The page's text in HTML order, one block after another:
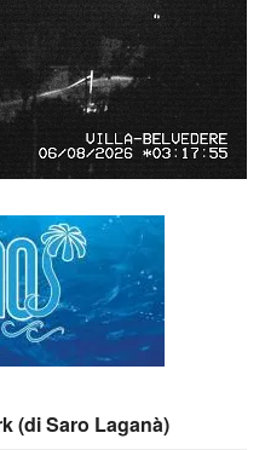
(di Saro Laganà)